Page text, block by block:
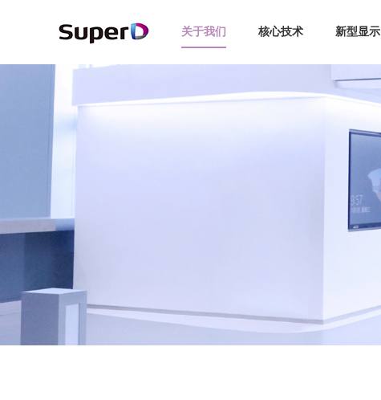
关于我们
领导关怀 发展历程 品牌故事
核心技术
手机/PC
新型显示
未来眼镜 复眼视界 动作捕捉
交通安全 新能源 轨道交通
视觉专利 专利索引
行业动态 媒体报道 视频中心